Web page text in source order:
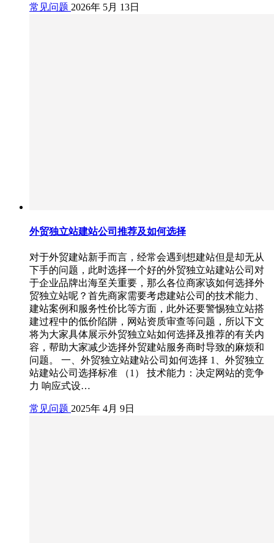
常见问题 2026年 5月 13日
外贸独立站建站公司推荐及如何选择
对于外贸建站新手而言，经常会遇到想建站但是却无从
下手的问题，此时选择一个好的外贸独立站建站公司对
于企业品牌出海至关重要，那么各位商家该如何选择外
贸独立站呢？首先商家需要考虑建站公司的技术能力、
建站案例和服务性价比等方面，此外还要警惕独立站搭
建过程中的低价陷阱，网站资质审查等问题，所以下文
将为大家具体展示外贸独立站如何选择及推荐的有关内
容，帮助大家减少选择外贸建站服务商时导致的麻烦和
问题。 一、外贸独立站建站公司如何选择 1、外贸独立
站建站公司选择标准 （1） 技术能力：决定网站的竞争
力 响应式设…
常见问题 2025年 4月 9日